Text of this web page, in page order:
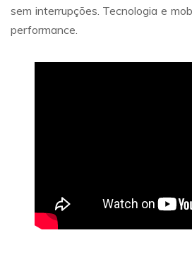
sem interrupções. Tecnologia e
performance.